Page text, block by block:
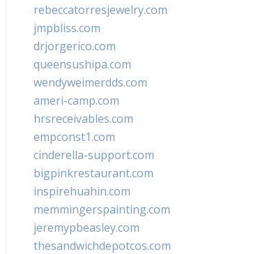
rebeccatorresjewelry.com
jmpbliss.com
drjorgerico.com
queensushipa.com
wendyweimerdds.com
ameri-camp.com
hrsreceivables.com
empconst1.com
cinderella-support.com
bigpinkrestaurant.com
inspirehuahin.com
memmingerspainting.com
jeremypbeasley.com
thesandwichdepotcos.com